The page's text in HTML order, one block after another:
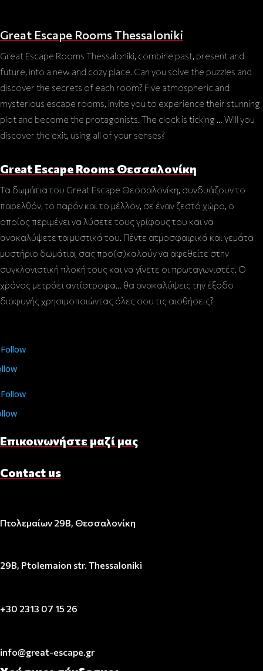
Great Escape Rooms Thessaloniki
Great Escape Rooms Thessaloniki, combine past, present and
future, into a new and cozy place. Can you solve the puzzles and
discover the secrets of each room? Five atmospheric and
mysterious escape rooms, invite you to experience their stunning
plot and become the protagonists. The clock is ticking … Will you
discover the exit, using all of your senses?
Great Escape Rooms Θεσσαλονίκη
Τα δωμάτια του Great Escape Θεσσαλονίκη, συνδυάζουν το
παρελθόν, το παρόν και το μέλλον, σε έναν ζεστό χώρο, ο
οποίος περιμένει να λύσετε τους γρίφους του και να
ανακαλύψετε τα μυστικά του. Πέντε ατμοσφαιρικά και γεμάτα
μυστήριο δωμάτια, σας προ(σ)καλούν να αφεθείτε στην
συγκλονιστική πλοκή τους και να γίνετε οι πρωταγωνιστές. Ο
χρόνος μετράει αντίστροφα… θα ανακαλύψεις την έξοδο
διαφυγής χρησιμοποιώντας όλες σου τις αισθήσεις?
Follow
Follow
Επικοινωνήστε μαζί μας
Contact us
Πτολεμαίων 29Β, Θεσσαλονίκη
29B, Ptolemaion str. Thessaloniki
+30 2313 07 15 26
info@great-escape.gr